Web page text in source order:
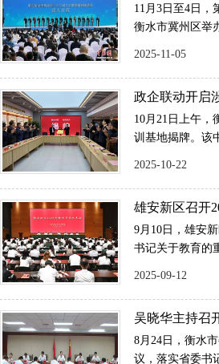
11月3日至4日，
衡水市冀州区举
2025-11-05
政企联动开启
解纷调解中心
10月21日上午，
训基地揭牌。该
2025-10-22
雄安新区召开
9月10日，雄安
书记关于教育的
设雄安新区注入
张国华出席会议
2025-09-12
吴晓华主持召
会议
8月24日，衡水
议，落实省委书